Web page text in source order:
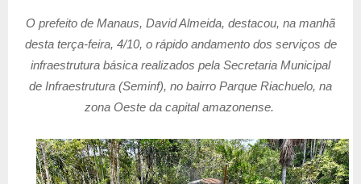
O prefeito de Manaus, David Almeida, destacou, na manhã
desta terça-feira, 4/10, o rápido andamento dos serviços de
infraestrutura básica realizados pela Secretaria Municipal
de Infraestrutura (Seminf), no bairro Parque Riachuelo, na
zona Oeste da capital amazonense.